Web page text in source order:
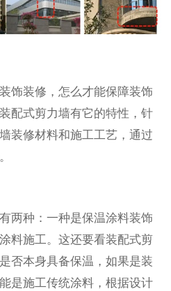
饰装修，怎么才能保障装饰
配式剪力墙有它的特性，针
装修材料和施工工艺，通过
两种：一种是保温涂料装饰
料施工。这还要看装配式剪
否本身具备保温，如果是装
是施工传统涂料，根据设计